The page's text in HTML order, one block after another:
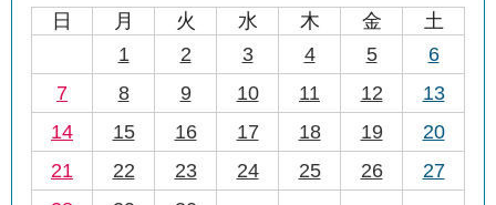
日 月 火 水 木 金
土
1
2 3 4 5
6
7
8 9 10 11 12
13
14
15 16 17 18 19
20
21
22 23 24 25 26
27